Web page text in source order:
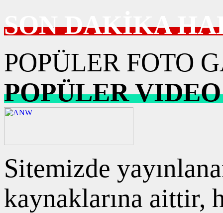
SON DAKİKA
POPÜLER FOTO
POPÜLER
Sitemizde
kaynaklarına aittir,